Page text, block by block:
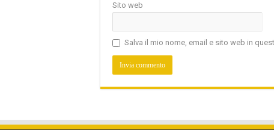
Sito web
Salva il mio nome, email e sito web in